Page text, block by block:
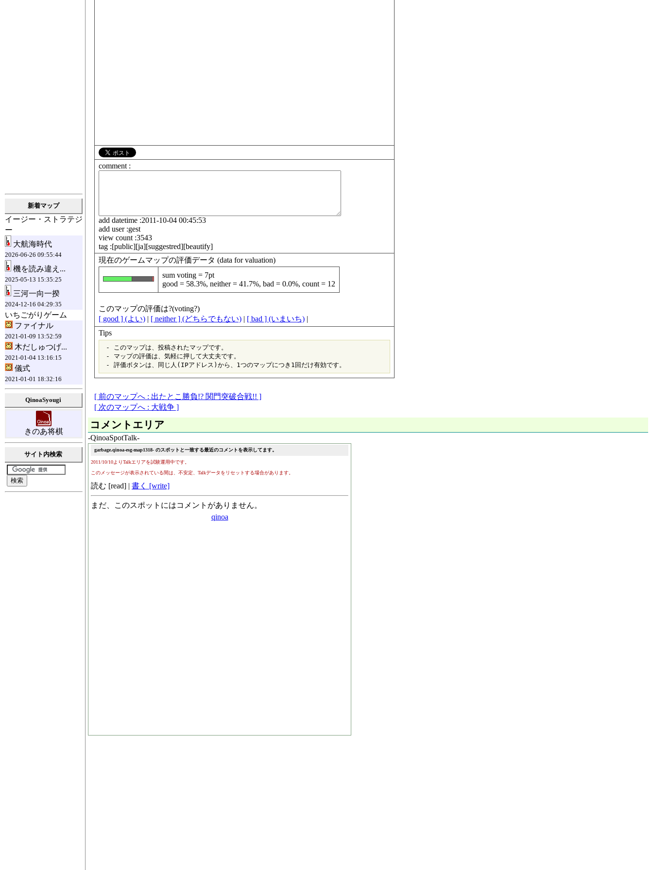
新着マップ
イージー・ストラテジ
ー
大航海時代
2026-06-26 09:55:44
機を読み違え...
2025-05-13 15:35:25
三河一向一揆
2024-12-16 04:29:35
いちごがりゲーム
ファイナル
2021-01-09 13:52:59
木だしゅつげ...
2021-01-04 13:16:15
儀式
2021-01-01 18:32:16
QinoaSyougi
きのあ将棋
サイト内検索
comment :
add datetime :2011-10-04 00:45:53
add user :gest
view count :3543
tag :[public][ja][suggestred][beautify]
現在のゲームマップの評価データ (data for valuation)
sum voting = 7pt
good = 58.3%, neither = 41.7%, bad = 0.0%, count = 12
このマップの評価は?(voting?)
[ good ] (よい)| [ neither ] (どちらでもない)| [ bad ] (いまいち)|
Tips
- このマップは、投稿されたマップです。
- マップの評価は、気軽に押して大丈夫です。
[ 前のマップへ : 出たとこ勝負!? 関門突破合戦!! ]
[ 次のマップへ : 大戦争 ]
コメントエリア
-QinoaSpotTalk-